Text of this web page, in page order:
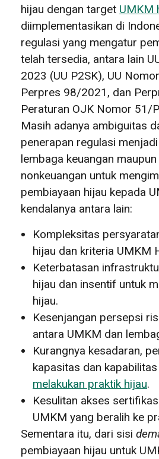
hijau dengan target UMKM
diimplementasikan di
regulasi yang mengatur
telah tersedia, antara lain
2023 (UU P2SK), UU
Perpres 98/2021, dan
Peraturan OJK Nomor 51/
Masih adanya ambiguitas
penerapan regulasi
lembaga keuangan
nonkeuangan untuk
pembiayaan hijau kepada
kendalanya antara lain:
Kompleksitas
hijau dan kriteria UMKM
Keterbatasan
hijau dan insentif untuk
hijau.
Kesenjangan persepsi
antara UMKM dan
Kurangnya kesadaran,
kapasitas dan
melakukan praktik hijau.
Kesulitan akses
UMKM yang beralih ke
Sementara itu, dari sisi
pembiayaan hijau untuk